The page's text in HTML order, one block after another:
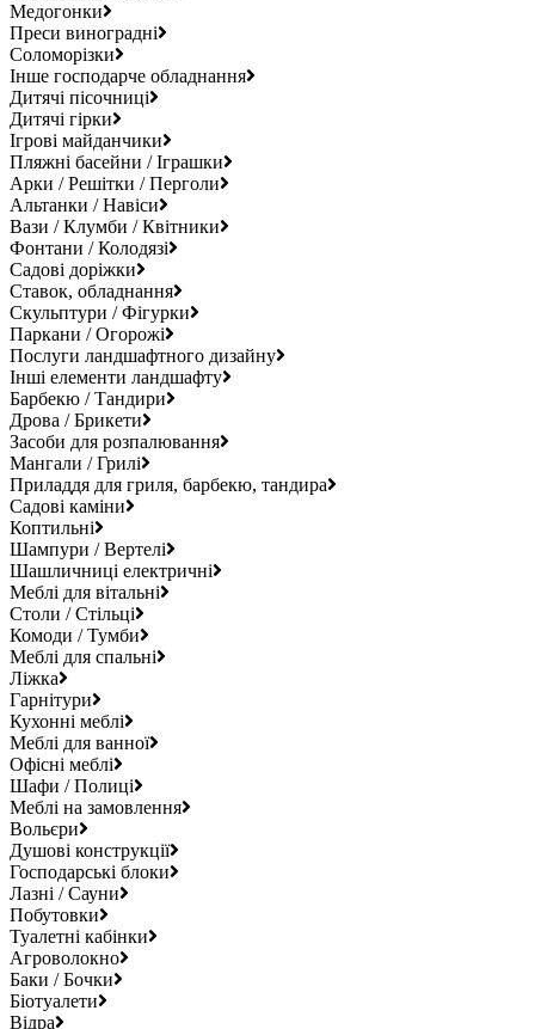
Медогонки
Преси виноградні
Соломорізки
Інше господарче обладнання
Дитячі пісочниці
Дитячі гірки
Ігрові майданчики
Пляжні басейни / Іграшки
Арки / Решітки / Перголи
Альтанки / Навіси
Вази / Клумби / Квітники
Фонтани / Колодязі
Садові доріжки
Ставок, обладнання
Скульптури / Фігурки
Паркани / Огорожі
Послуги ландшафтного дизайну
Інші елементи ландшафту
Барбекю / Тандири
Дрова / Брикети
Засоби для розпалювання
Мангали / Грилі
Приладдя для гриля, барбекю, тандира
Садові каміни
Коптильні
Шампури / Вертелі
Шашличниці електричні
Меблі для вітальні
Столи / Стільці
Комоди / Тумби
Меблі для спальні
Ліжка
Гарнітури
Кухонні меблі
Меблі для ванної
Офісні меблі
Шафи / Полиці
Меблі на замовлення
Вольєри
Душові конструкції
Господарські блоки
Лазні / Сауни
Побутовки
Туалетні кабінки
Агроволокно
Баки / Бочки
Біотуалети
Відра